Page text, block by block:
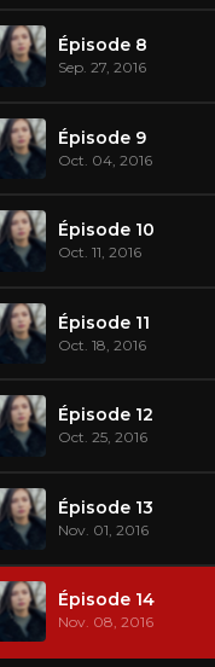
Épisode 8
Sep. 27, 2016
Épisode 9
Oct. 04, 2016
Épisode 10
Oct. 11, 2016
Épisode 11
Oct. 18, 2016
Épisode 12
Oct. 25, 2016
Épisode 13
Nov. 01, 2016
Épisode 14
Nov. 08, 2016